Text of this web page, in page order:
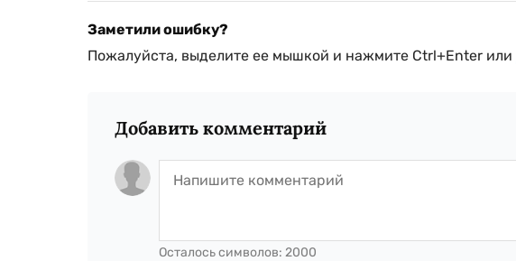
Заметили ошибку?
Пожалуйста, выделите ее мышкой и нажмите Ctrl+Enter или
Добавить комментарий
Осталось символов: 2000